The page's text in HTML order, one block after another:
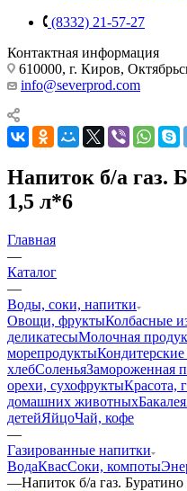
(8332) 21-57-27
Контактная информация
610000, г. Киров,
info@severprod.com
Напиток б/а газ.
1,5 л*6
Главная
—
Каталог
—
Воды, соки, напитки
Овощи, фруктыКолбасные
деликатесыМолочная
морепродуктыКондитерские
хлебСоленьяЗамороженная
орехи, сухофруктыКрасота,
домашних животныхБакалея
детейЯйцоЧай, кофе
—
Газированные напитки
ВодаКвасСоки, компоты
—Напиток б/а газ.